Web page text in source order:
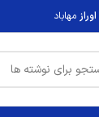
اوراز مهاباد